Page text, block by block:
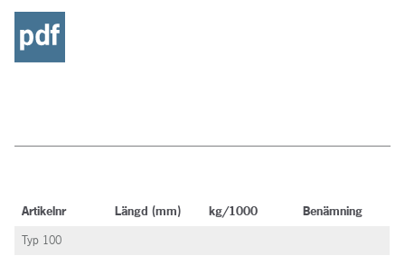
Artikelnr Längd (mm) kg/1000
Benämning
Typ 100